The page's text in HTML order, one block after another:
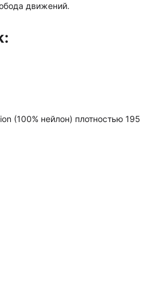
движений.
(100% нейлон) плотностью 195